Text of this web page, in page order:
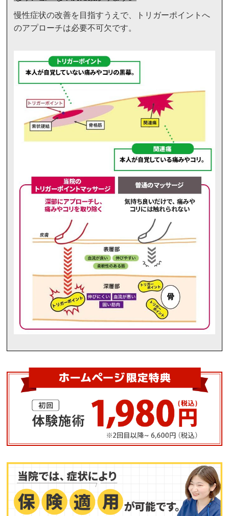
慢性症状の改善を目指すうえで、トリガーポイントへ
のアプローチは必要不可欠です。